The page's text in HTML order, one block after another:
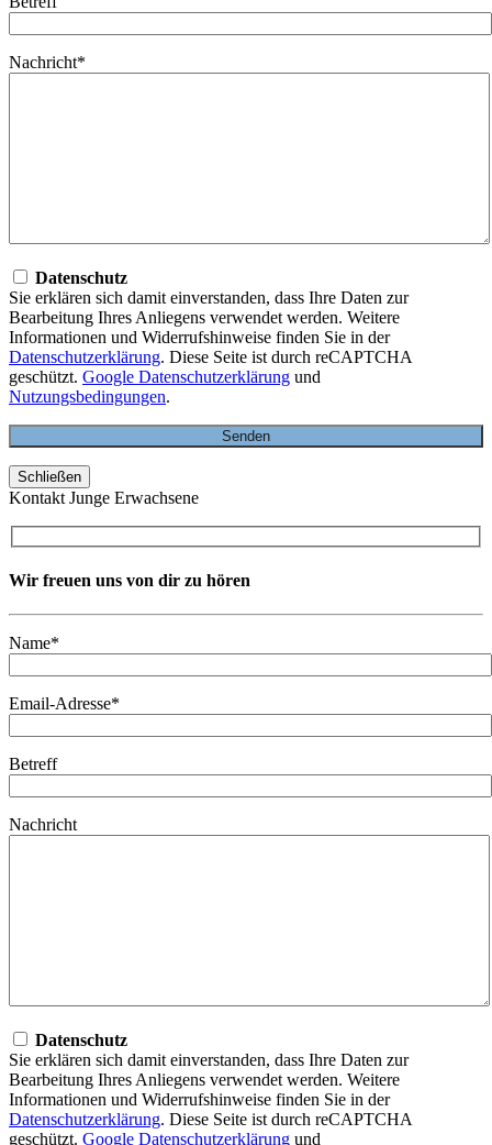
Nachricht*
Datenschutz
Sie erklären sich damit einverstanden, dass Ihre Daten zur
Bearbeitung Ihres Anliegens verwendet werden. Weitere
Informationen und Widerrufshinweise finden Sie in der
Datenschutzerklärung. Diese Seite ist durch reCAPTCHA
geschützt. Google Datenschutzerklärung und
Nutzungsbedingungen.
Schließen
Kontakt Junge Erwachsene
Wir freuen uns von dir zu hören
Name*
Email-Adresse*
Betreff
Nachricht
Datenschutz
Sie erklären sich damit einverstanden, dass Ihre Daten zur
Bearbeitung Ihres Anliegens verwendet werden. Weitere
Informationen und Widerrufshinweise finden Sie in der
Datenschutzerklärung. Diese Seite ist durch reCAPTCHA
geschützt. Google Datenschutzerklärung und